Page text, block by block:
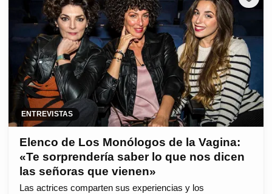
ENTREVISTAS
Elenco de Los Monólogos de la Vagina:
«Te sorprendería saber lo que nos dicen
las señoras que vienen»
Las actrices comparten sus experiencias y los